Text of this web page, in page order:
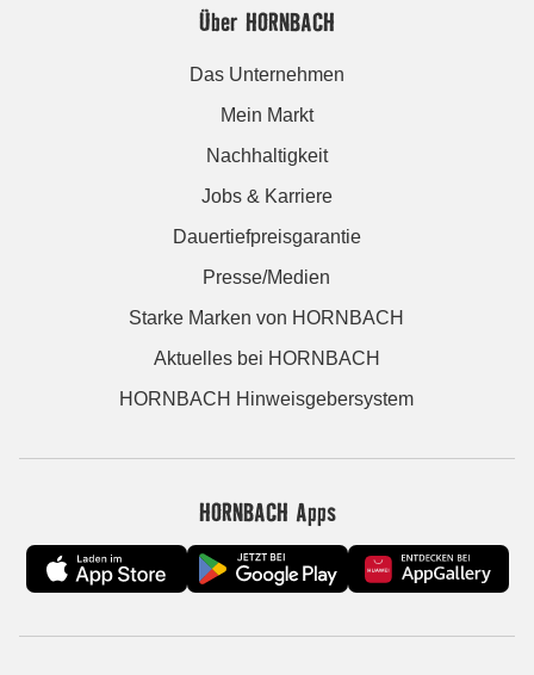
Über HORNBACH
Das Unternehmen
Mein Markt
Nachhaltigkeit
Jobs & Karriere
Dauertiefpreisgarantie
Presse/Medien
Starke Marken von HORNBACH
Aktuelles bei HORNBACH
HORNBACH Hinweisgebersystem
HORNBACH Apps